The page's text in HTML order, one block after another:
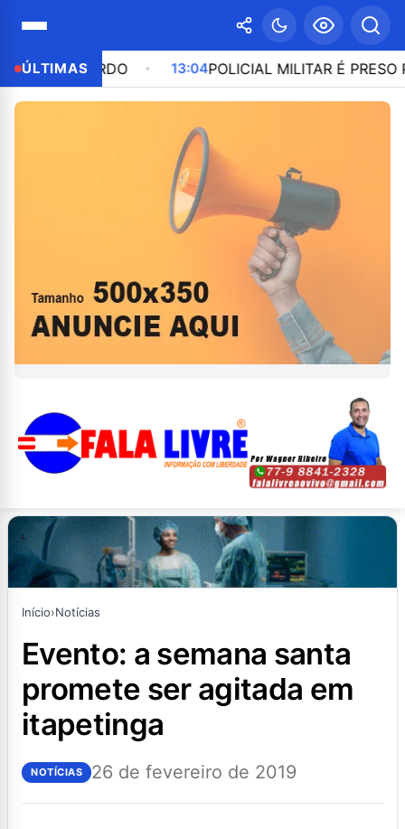
ÚLTIMAS 13:04 POLICIAL MILITAR É PRESO POR
Início›Notícias
evento: a semana santa
promete ser agitada em
itapetinga
NOTÍCIAS 26 de fevereiro de 2019